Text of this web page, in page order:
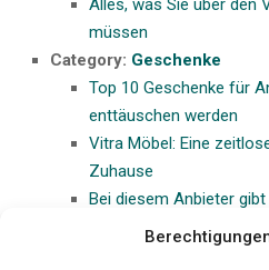
müssen
Category: Geschenke
Top 10 Geschenke für
enttäuschen werden
Vitra Möbel: Eine
Zuhause
Bei diesem Anbieter
Zubehör mit Namen